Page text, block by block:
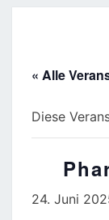
« Alle
Diese
24. Juni